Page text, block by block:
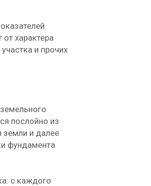
характера
и прочих
послойно из
земли и далее
фундамента
с каждого